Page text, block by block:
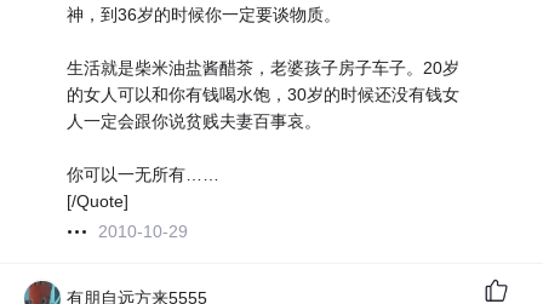
神，到36岁的时候你一定要谈物质。
生活就是柴米油盐酱醋茶，老婆孩子房子车子。20岁
的女人可以和你有钱喝水饱，30岁的时候还没有钱女
人一定会跟你说贫贱夫妻百事哀。
你可以一无所有……
[/Quote]
2010-10-29
有朋自远方来5555